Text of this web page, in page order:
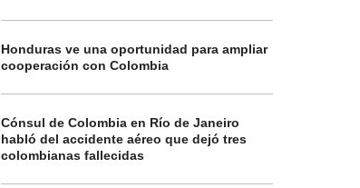
Honduras ve una oportunidad para ampliar
cooperación con Colombia
Cónsul de Colombia en Río de Janeiro
habló del accidente aéreo que dejó tres
colombianas fallecidas